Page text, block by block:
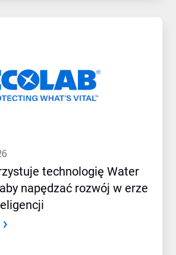
technologię Water
napędzać rozwój w erze